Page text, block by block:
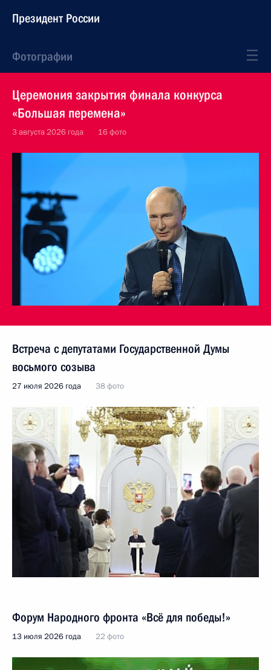
Президент России
Фотографии
Церемония закрытия финала конкурса
«Большая перемена»
3 августа 2026 года 16 фото
Встреча с депутатами Государственной Думы
восьмого созыва
27 июля 2026 года 38 фото
Форум Народного фронта «Всё для победы!»
13 июля 2026 года 22 фото